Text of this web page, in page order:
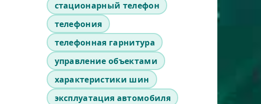
стационарный телефон
телефония
телефонная гарнитура
управление объектами
характеристики шин
эксплуатация автомобиля